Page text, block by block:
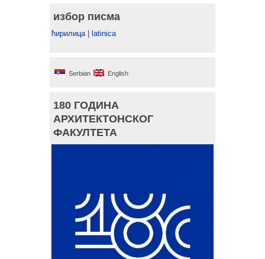
избор писма
ћирилица| latinica
Serbian English
180 ГОДИНА
АРХИТЕКТОНСКОГ
ФАКУЛТЕТА